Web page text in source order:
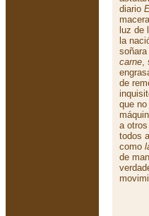
diario
luz de
la
carne,
de
que
a
todos
como
de